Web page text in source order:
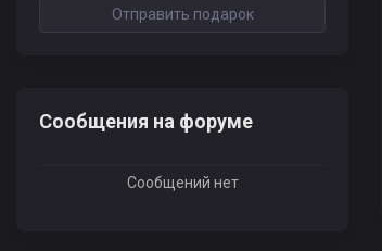
Отправить подарок
Сообщения на форуме
Сообщений нет